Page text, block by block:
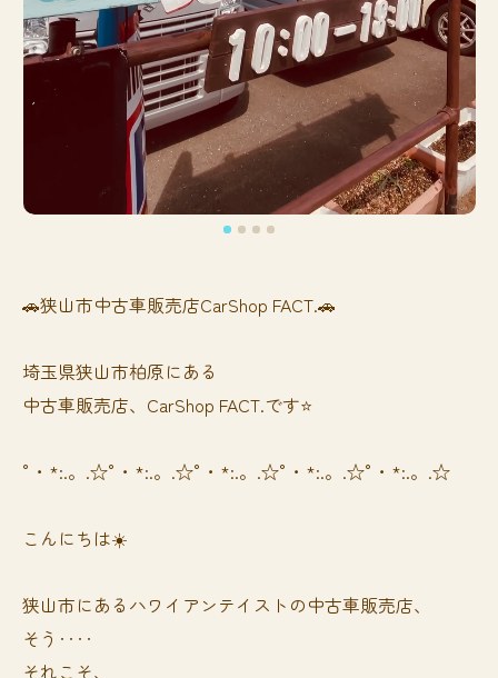
🚗狭山市中古車販売店CarShop FACT.🚗
埼玉県狭山市柏原にある
中古車販売店、CarShop FACT.です⭐️
°・*:.。.☆°・*:.。.☆°・*:.。.☆°・*:.。.☆°・*:.。.☆
こんにちは☀️
狭山市にあるハワイアンテイストの中古車販売店、
そう‥‥
それこそ、